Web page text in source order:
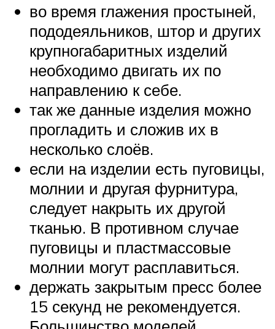
во время глажения простыней,
пододеяльников, штор и других
крупногабаритных изделий
необходимо двигать их по
направлению к себе.
так же данные изделия можно
прогладить и сложив их в
несколько слоёв.
если на изделии есть пуговицы,
молнии и другая фурнитура,
следует накрыть их другой
тканью. В противном случае
пуговицы и пластмассовые
молнии могут расплавиться.
держать закрытым пресс более
15 секунд не рекомендуется.